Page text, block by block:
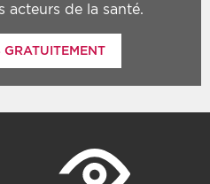
acteurs de la santé.
GRATUITEMENT